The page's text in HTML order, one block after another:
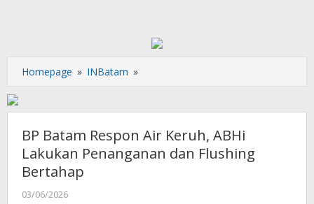
Homepage » INBatam »
Batam
Air
Keruh,
ABHi
Lakukan
BP Batam Respon Air Keruh, ABHi
Lakukan Penanganan dan Flushing
Bertahap
03/06/2026